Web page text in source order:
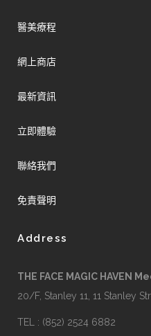
醫美療程
網上商店
最新資訊
立即體驗
聯絡我們
免責聲明
Address
THE FACE MAGIC HAVEN
20/F, Stanley 11, 11 Stanley
TEL : (852) 2524 6882